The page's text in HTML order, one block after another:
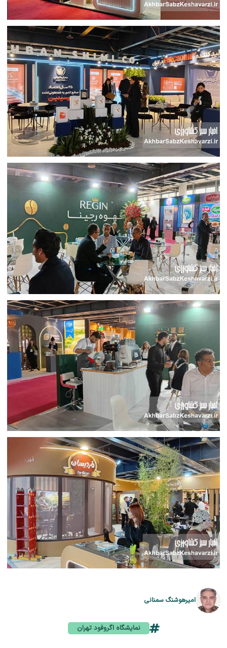
امیرهوشنگ سمنانی
نمایشگاه اگروفود تهران